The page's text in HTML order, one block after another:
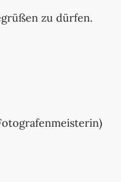
zu dürfen.